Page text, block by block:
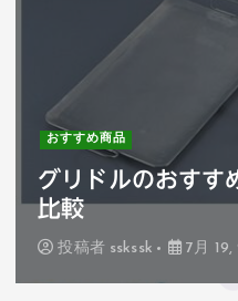
おすすめ商品
ハセガワ巻きすの
特徴を比較
投稿者 sskssk 7月